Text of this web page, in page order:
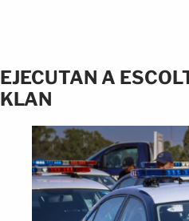
EJECUTAN A
KLAN